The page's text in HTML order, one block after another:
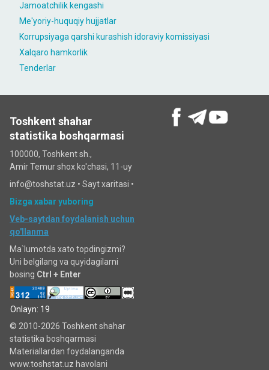
Jamoatchilik kengashi
Me'yoriy-huquqiy hujjatlar
Korrupsiyaga qarshi kurashish idoraviy komissiyasi
Xalqaro hamkorlik
Tenderlar
Toshkent shahar
statistika boshqarmasi
100000, Toshkent sh.,
Amir Temur shox ko'chasi, 11-uy
info@toshstat.uz • Sayt xaritasi •
Bizga xabar yuboring
Veb-saytdan foydalanish uchun
qo'llanma
Ma`lumotda xato topdingizmi?
Uni belgilang va quyidagilarni
bosing Ctrl + Enter
Onlayn: 19
© 2010-2026 Toshkent shahar
statistika boshqarmasi
Materiallardan foydalanganda
www.toshstat.uz havolani